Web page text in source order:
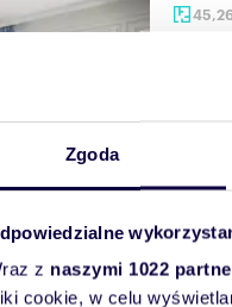
Zgoda
z naszymi 1022
cookie, w celu
Do